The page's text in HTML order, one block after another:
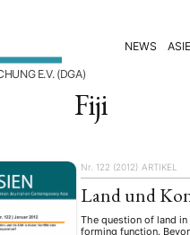
E.V. (DGA)
NEWS
Fiji
Nr. 122 (2012) ARTIKEL
Land und
The question of land
forming function.